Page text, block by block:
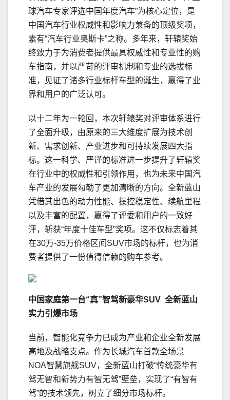
球汽车专家评选中国年度汽车”为核心定位，是
中国汽车行业权威性和影响力兼备的顶级奖项，
素有“汽车行业奥斯卡”之称。多年来，轩辕奖始
终致力于为消费者提供最具权威性和专业性的购
车指南，并以严苛的评审机制和专业的选拔标
准，见证了诸多行业标杆车型的诞生，赢得了业
界和用户的广泛认可。
以十二年为一轮回，本次轩辕奖对评审体系进行
了全面升级，由原来的三大维度扩展为技术创
新、需求创新、产业进步和可持续发展四大指
标。这一科学、严谨的标准进一步提升了轩辕奖
在行业中的权威性和引领作用，也为未来中国汽
车产业的发展勾勒了更加清晰的方向。全新蓝山
凭借其出色的动力性能、操控稳定性、续航里程
以及丰富的配置，赢得了评委和用户的一致好
评，斩获“年度十佳车型”奖项。这不仅标志着其
在30万-35万价格区间SUV市场的标杆，也为消
费者提供了一份值得信赖的购车参考。
中国家庭第一台“真”智驾新豪华SUV 全新蓝山
实力引爆市场
当前，智能化竞争力已成为产业和企业全新发展
高地及战略支点。作为长城汽车首款全场景
NOA智慧旗舰SUV，全新蓝山打破“传统豪华有
驾无智和新势力有智无驾”壁垒，实现了“有智有
驾”的技术领先，树立了细分市场标杆。